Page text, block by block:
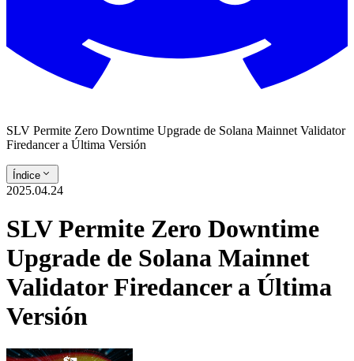
SLV Permite Zero Downtime Upgrade de Solana Mainnet Validator
Firedancer a Última Versión
Índice
2025.04.24
SLV Permite Zero Downtime
Upgrade de Solana Mainnet
Validator Firedancer a Última
Versión